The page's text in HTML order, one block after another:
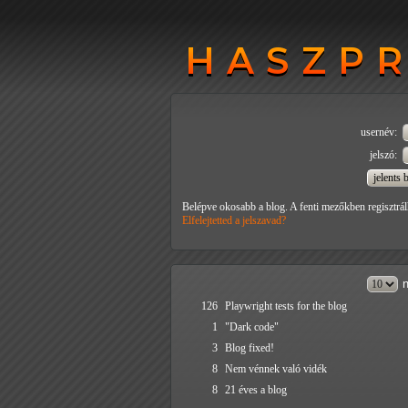
usernév:
jelszó:
Belépve okosabb a blog. A fenti mezőkben
Elfelejtetted a jelszavad?
126 Playwright tests for the blog
1
"Dark code"
3 Blog fixed!
8 Nem vénnek való vidék
8 21 éves a blog